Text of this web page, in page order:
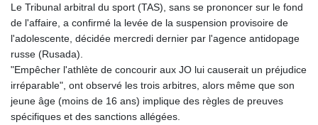
Le Tribunal arbitral du sport (TAS), sans se prononcer sur le fond
de l'affaire, a confirmé la levée de la suspension provisoire de
l'adolescente, décidée mercredi dernier par l'agence antidopage
russe (Rusada).
"Empêcher l'athlète de concourir aux JO lui causerait un préjudice
irréparable", ont observé les trois arbitres, alors même que son
jeune âge (moins de 16 ans) implique des règles de preuves
spécifiques et des sanctions allégées.